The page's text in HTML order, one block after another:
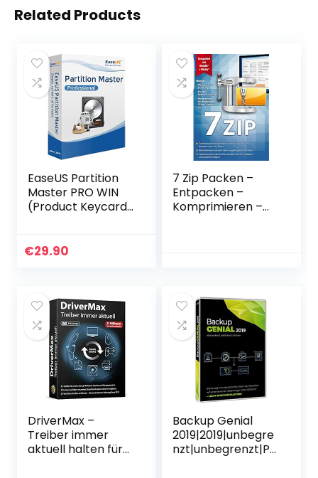
Related Products
EaseUS Partition
Master PRO WIN
(Product Keycard
lifetime
€29.90
7 Zip Packen –
Entpacken –
Komprimieren –
DriverMax –
Treiber immer
aktuell halten für
Backup Genial
2019|2019|unbegre
nzt|unbegrenzt|PC